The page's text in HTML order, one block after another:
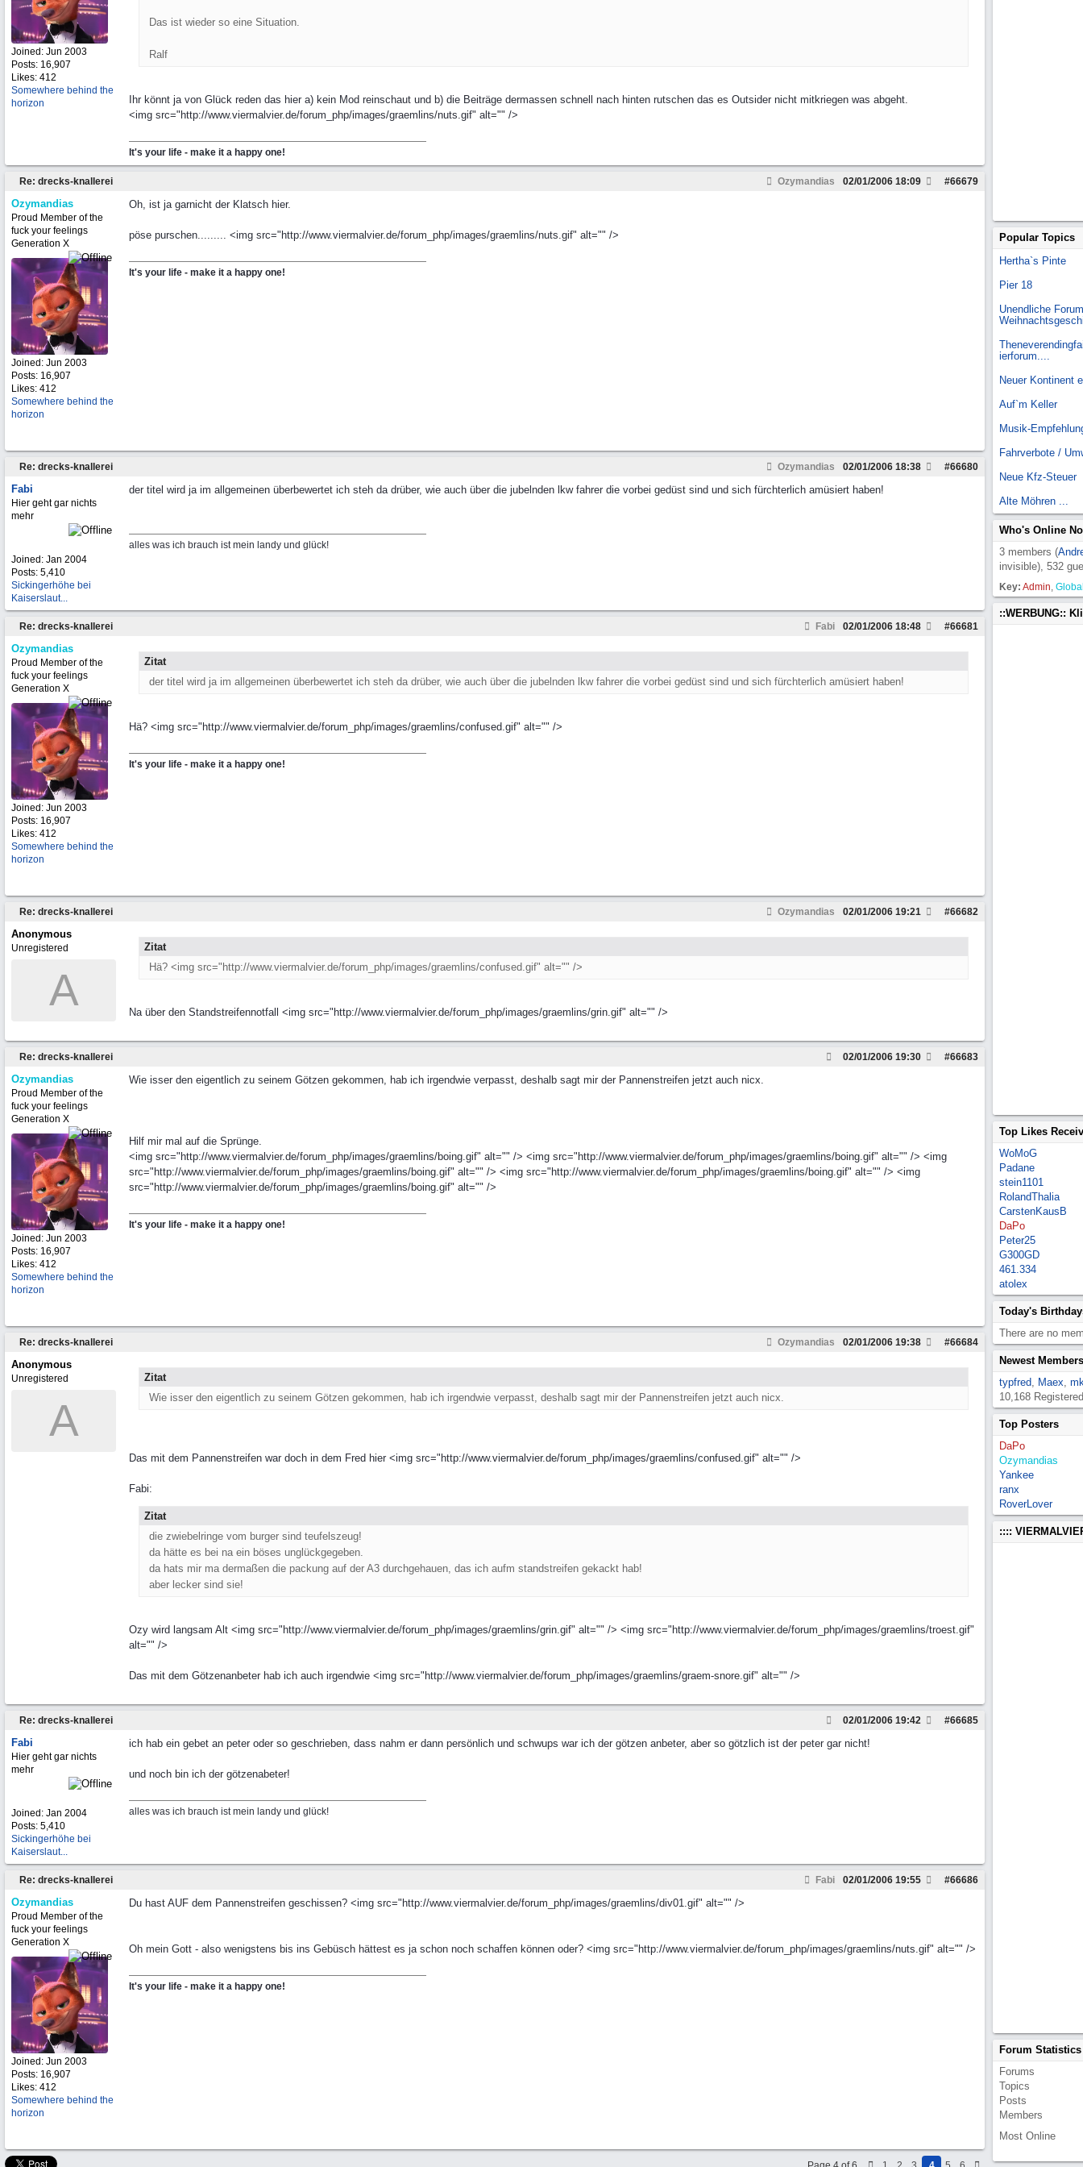
Joined: Jun 2003
Posts: 16,907
Likes: 412
Somewhere behind the
horizon
Das ist wieder so eine Situation.
Ralf
Ihr könnt ja von Glück reden das hier a) kein Mod reinschaut und b) die Beiträge dermassen schnell nach hinten rutschen das es Outsider nicht mitkriegen was abgeht.
<img src="http://www.viermalvier.de/forum_php/images/graemlins/nuts.gif" alt="" />
It's your life - make it a happy one!
Re: drecks-knallerei Ozymandias #66679
02/01/2006 18:09
Ozymandias
Proud Member of the
fuck your feelings
Generation X
Joined: Jun 2003
Posts: 16,907
Likes: 412
Somewhere behind the
horizon
Oh, ist ja garnicht der Klatsch hier.
pöse purschen......... <img src="http://www.viermalvier.de/forum_php/images/graemlins/nuts.gif" alt="" />
It's your life - make it a happy one!
Re: drecks-knallerei Ozymandias #66680
02/01/2006 18:38
Fabi
Hier geht gar nichts
mehr
Joined: Jan 2004
Posts: 5,410
Sickingerhöhe bei
Kaiserslaut...
der titel wird ja im allgemeinen überbewertet ich steh da drüber, wie auch über die jubelnden lkw fahrer die vorbei gedüst sind und sich fürchterlich amüsiert haben!
alles was ich brauch ist mein landy und glück!
Re: drecks-knallerei Fabi #66681
02/01/2006 18:48
Ozymandias
Proud Member of the
fuck your feelings
Generation X
Joined: Jun 2003
Posts: 16,907
Likes: 412
Somewhere behind the
horizon
Zitat
der titel wird ja im allgemeinen überbewertet ich steh da drüber, wie auch über die jubelnden lkw fahrer die vorbei gedüst sind und sich fürchterlich amüsiert haben!
Hä? <img src="http://www.viermalvier.de/forum_php/images/graemlins/confused.gif" alt="" />
It's your life - make it a happy one!
Re: drecks-knallerei Ozymandias #66682
02/01/2006 19:21
Anonymous
Unregistered
A
Zitat
Hä? <img src="http://www.viermalvier.de/forum_php/images/graemlins/confused.gif" alt="" />
Na über den Standstreifennotfall <img src="http://www.viermalvier.de/forum_php/images/graemlins/grin.gif" alt="" />
Re: drecks-knallerei #66683
02/01/2006 19:30
Ozymandias
Proud Member of the
fuck your feelings
Generation X
Joined: Jun 2003
Posts: 16,907
Likes: 412
Somewhere behind the
horizon
Wie isser den eigentlich zu seinem Götzen gekommen, hab ich irgendwie verpasst, deshalb sagt mir der Pannenstreifen jetzt auch nicx.
Hilf mir mal auf die Sprünge.
<img src="http://www.viermalvier.de/forum_php/images/graemlins/boing.gif" alt="" /> <img src="http://www.viermalvier.de/forum_php/images/graemlins/boing.gif" alt="" /> <img
src="http://www.viermalvier.de/forum_php/images/graemlins/boing.gif" alt="" /> <img src="http://www.viermalvier.de/forum_php/images/graemlins/boing.gif" alt="" /> <img
src="http://www.viermalvier.de/forum_php/images/graemlins/boing.gif" alt="" />
It's your life - make it a happy one!
Re: drecks-knallerei Ozymandias #66684
02/01/2006 19:38
Anonymous
Unregistered
A
Zitat
Wie isser den eigentlich zu seinem Götzen gekommen, hab ich irgendwie verpasst, deshalb sagt mir der Pannenstreifen jetzt auch nicx.
Das mit dem Pannenstreifen war doch in dem Fred hier <img src="http://www.viermalvier.de/forum_php/images/graemlins/confused.gif" alt="" />
Fabi:
Zitat
die zwiebelringe vom burger sind teufelszeug!
da hätte es bei na ein böses unglückgegeben.
da hats mir ma dermaßen die packung auf der A3 durchgehauen, das ich aufm standstreifen gekackt hab!
aber lecker sind sie!
Ozy wird langsam Alt <img src="http://www.viermalvier.de/forum_php/images/graemlins/grin.gif" alt="" /> <img src="http://www.viermalvier.de/forum_php/images/graemlins/troest.gif"
alt="" />
Das mit dem Götzenanbeter hab ich auch irgendwie <img src="http://www.viermalvier.de/forum_php/images/graemlins/graem-snore.gif" alt="" />
Re: drecks-knallerei #66685
02/01/2006 19:42
Fabi
Hier geht gar nichts
mehr
Joined: Jan 2004
Posts: 5,410
Sickingerhöhe bei
Kaiserslaut...
ich hab ein gebet an peter oder so geschrieben, dass nahm er dann persönlich und schwups war ich der götzen anbeter, aber so götzlich ist der peter gar nicht!
und noch bin ich der götzenabeter!
alles was ich brauch ist mein landy und glück!
Re: drecks-knallerei Fabi #66686
02/01/2006 19:55
Ozymandias
Proud Member of the
fuck your feelings
Generation X
Joined: Jun 2003
Posts: 16,907
Likes: 412
Somewhere behind the
horizon
Du hast AUF dem Pannenstreifen geschissen? <img src="http://www.viermalvier.de/forum_php/images/graemlins/div01.gif" alt="" />
Oh mein Gott - also wenigstens bis ins Gebüsch hättest es ja schon noch schaffen können oder? <img src="http://www.viermalvier.de/forum_php/images/graemlins/nuts.gif" alt="" />
It's your life - make it a happy one!
Popular Topics
Hertha`s Pinte
Pier 18
Unendliche
ierforum....
Neuer Kontinent
Auf`m Keller
Musik-
Fahrverbote /
Neue Kfz-Steuer
Alte Möhren ...
Who's Online
3 members (
invisible), 532
Key: Admin,
::WERBUNG::
Top Likes
WoMoG
Padane
stein1101
RolandThalia
CarstenKausB
DaPo
Peter25
G300GD
461.334
atolex
Today's
There are no
Newest Members
typfred, Maex,
10,168
Top Posters
DaPo
Ozymandias
Yankee
ranx
RoverLover
::::
Forum Statistics
Forums
Topics
Posts
Members
Most Online